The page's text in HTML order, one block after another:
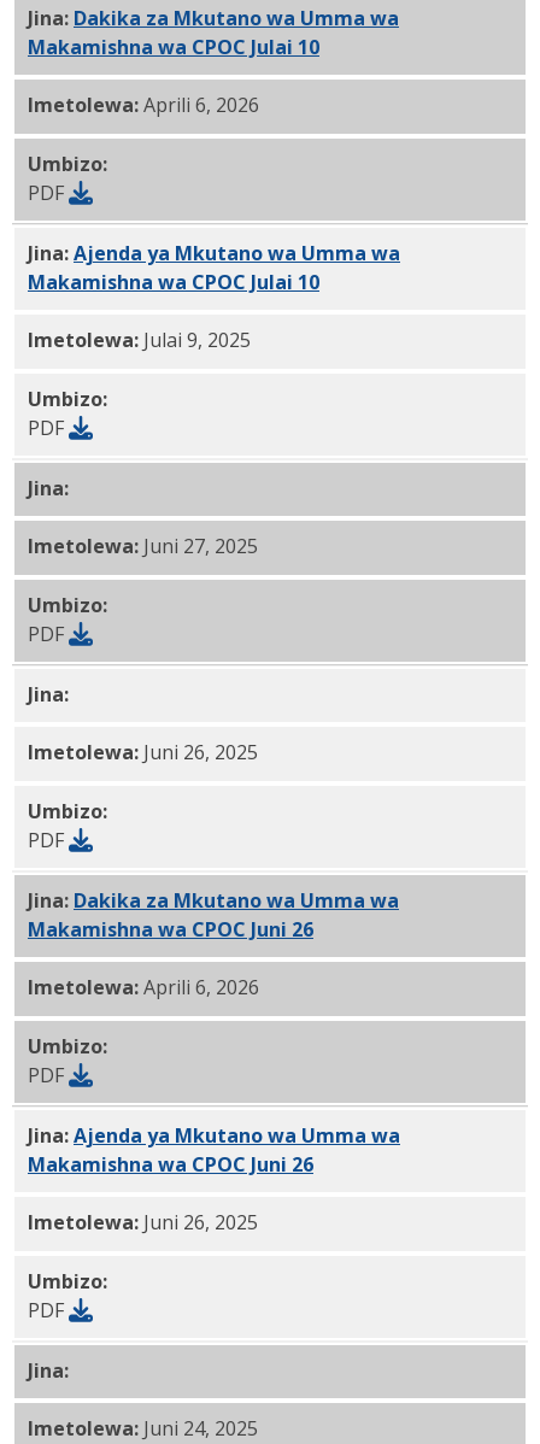
Jina: Dakika za Mkutano wa Umma wa
Makamishna wa CPOC Julai 10, 2025 PDF
Imetolewa:Aprili 6, 2026
Umbizo:
PDF
Jina:Ajenda ya Mkutano wa Umma wa
Makamishna wa CPOC Julai 10, 2025 PDF
Imetolewa: Julai 9, 2025
Umbizo:
PDF
Jina:CPOC Juni 26, 2025 Ripoti PDF
Imetolewa: Juni 27, 2025
Umbizo:
PDF
Jina:CPOC Mei Ripoti ya Rufaa ya Malalamiko 6-26-25
Imetolewa: Juni 26, 2025
Umbizo:
PDF
Jina: Dakika za Mkutano wa Umma wa
Makamishna wa CPOC Juni 26, 2025 PDF
Imetolewa:Aprili 6, 2026
Umbizo:
PDF
Jina:Ajenda ya Mkutano wa Umma wa
Makamishna wa CPOC Juni 26, 2025 PDF
Imetolewa: Juni 26, 2025
Umbizo:
PDF
Jina:CPOC Juni 12, 2025 Ripoti PDF
Imetolewa: Juni 24, 2025